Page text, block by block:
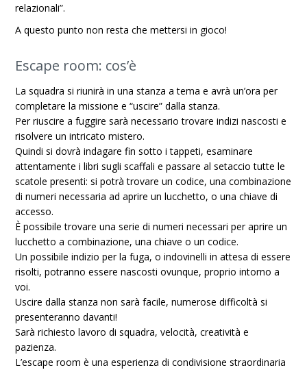
relazionali”.
A questo punto non resta che mettersi in gioco!
Escape room: cos’è
La squadra si riunirà in una stanza a tema e avrà un’ora per
completare la missione e “uscire” dalla stanza.
Per riuscire a fuggire sarà necessario trovare indizi nascosti e
risolvere un intricato mistero.
Quindi si dovrà indagare fin sotto i tappeti, esaminare
attentamente i libri sugli scaffali e passare al setaccio tutte le
scatole presenti: si potrà trovare un codice, una combinazione
di numeri necessaria ad aprire un lucchetto, o una chiave di
accesso.
È possibile trovare una serie di numeri necessari per aprire un
lucchetto a combinazione, una chiave o un codice.
Un possibile indizio per la fuga, o indovinelli in attesa di essere
risolti, potranno essere nascosti ovunque, proprio intorno a
voi.
Uscire dalla stanza non sarà facile, numerose difficoltà si
presenteranno davanti!
Sarà richiesto lavoro di squadra, velocità, creatività e
pazienza.
L’escape room è una esperienza di condivisione straordinaria